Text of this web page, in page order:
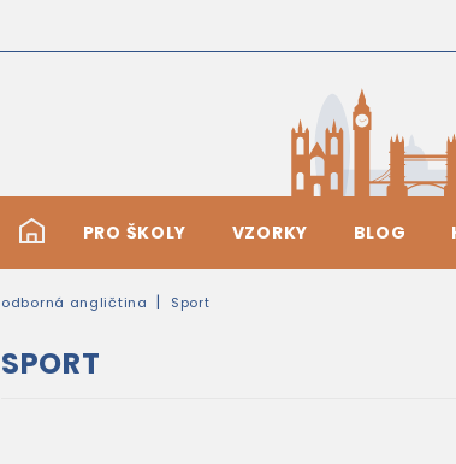
# PRO ŠKOLY VZORKY BLOG
odborná angličtina Sport
SPORT